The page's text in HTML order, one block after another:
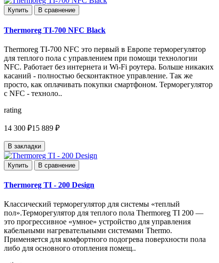
Купить В сравнение
Thermoreg TI-700 NFC Black
Thermoreg TI-700 NFC это первый в Европе терморегулятор
для теплого пола с управлением при помощи технологии
NFC. Работает без интернета и Wi-Fi роутера. Больше никаких
касаний - полностью бесконтактное управление. Так же
просто, как оплачивать покупки смартфоном. Терморегулятор
с NFC - техноло..
rating
14 300 ₽15 889 ₽
В закладки
Купить В сравнение
Thermoreg TI - 200 Design
Классический терморегулятор для системы «теплый
пол».Терморегулятор для теплого пола Thermoreg TI 200 —
это прогрессивное «умное» устройство для управления
кабельными нагревательными системами Thermo.
Применяется для комфортного подогрева поверхности пола
либо для основного отопления помещ..